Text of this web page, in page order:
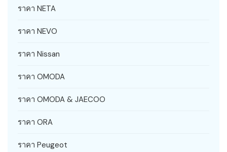
ราคา NETA
ราคา NEVO
ราคา Nissan
ราคา OMODA
ราคา OMODA & JAECOO
ราคา ORA
ราคา Peugeot